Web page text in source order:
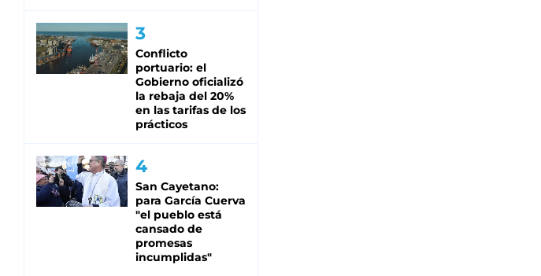
Conflicto
portuario: el
Gobierno oficializó
la rebaja del 20%
en las tarifas de los
prácticos
San Cayetano:
para García Cuerva
"el pueblo está
cansado de
promesas
incumplidas"